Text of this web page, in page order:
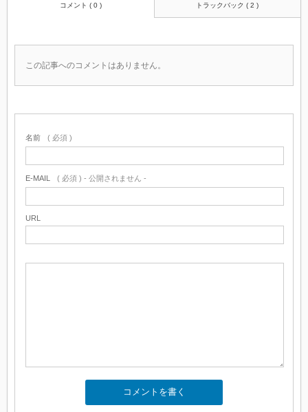
コメント ( 0 ) トラックバック ( 2 )
この記事へのコメントはありません。
名前 ( 必須 )
E-MAIL ( 必須 ) - 公開されません -
URL